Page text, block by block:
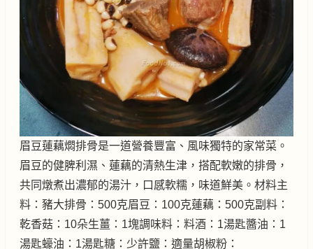
眉豆蓮藕燜排骨是一道營養豐富、風味獨特的家常菜。
眉豆的健脾利濕、蓮藕的清熱生津，搭配軟嫩的排骨，
共同燉煮出濃郁的湯汁，口感軟糯，味道鮮美。材料主
料：豬大排骨：500克眉豆：100克蓮藕：500克副料：
乾香菇：10朵生薑：1塊調味料：料酒：1湯匙醬油：1
湯匙蠔油：1湯匙糖：少許鹽：適量胡椒粉：